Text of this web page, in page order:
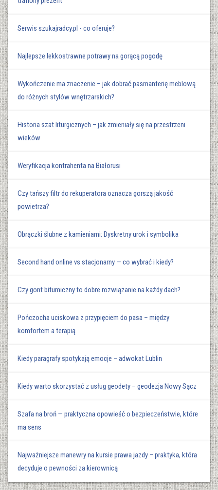
Serwis szukajradcy.pl - co oferuje?
Najlepsze lekkostrawne potrawy na gorącą pogodę
Wykończenie ma znaczenie – jak dobrać pasmanterię meblową
do różnych stylów wnętrzarskich?
Historia szat liturgicznych – jak zmieniały się na przestrzeni
wieków
Weryfikacja kontrahenta na Białorusi
Czy tańszy filtr do rekuperatora oznacza gorszą jakość
powietrza?
Obrączki ślubne z kamieniami: Dyskretny urok i symbolika
Second hand online vs stacjonarny — co wybrać i kiedy?
Czy gont bitumiczny to dobre rozwiązanie na każdy dach?
Pończocha uciskowa z przypięciem do pasa – między
komfortem a terapią
Kiedy paragrafy spotykają emocje – adwokat Lublin
Kiedy warto skorzystać z usług geodety – geodezja Nowy Sącz
Szafa na broń — praktyczna opowieść o bezpieczeństwie, które
ma sens
Najważniejsze manewry na kursie prawa jazdy – praktyka, która
decyduje o pewności za kierownicą